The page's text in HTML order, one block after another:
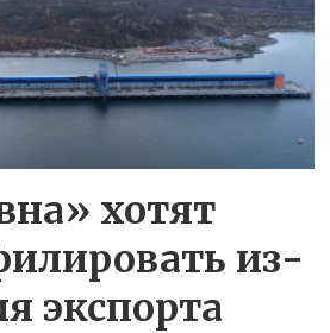
хотят
из-
экспорта